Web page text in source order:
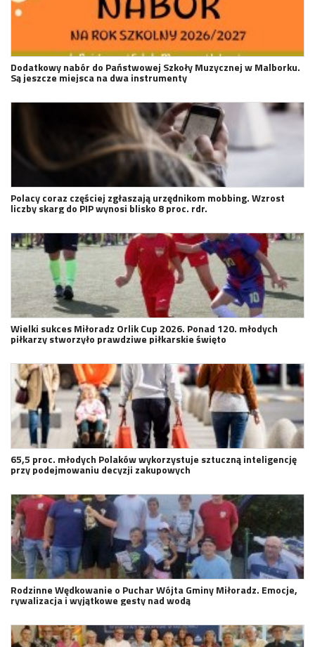
Dodatkowy nabór do Państwowej Szkoły Muzycznej w Malborku.
Są jeszcze miejsca na dwa instrumenty
Polacy coraz częściej zgłaszają urzędnikom mobbing. Wzrost
liczby skarg do PIP wynosi blisko 8 proc. rdr.
Wielki sukces Miłoradz Orlik Cup 2026. Ponad 120. młodych
piłkarzy stworzyło prawdziwe piłkarskie święto
65,5 proc. młodych Polaków wykorzystuje sztuczną inteligencję
przy podejmowaniu decyzji zakupowych
Rodzinne Wędkowanie o Puchar Wójta Gminy Miłoradz. Emocje,
rywalizacja i wyjątkowe gesty nad wodą